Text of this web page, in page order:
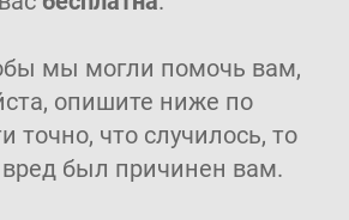
мы могли помочь вам,
опишите ниже по
точно, что случилось, то
вред был причинен вам.